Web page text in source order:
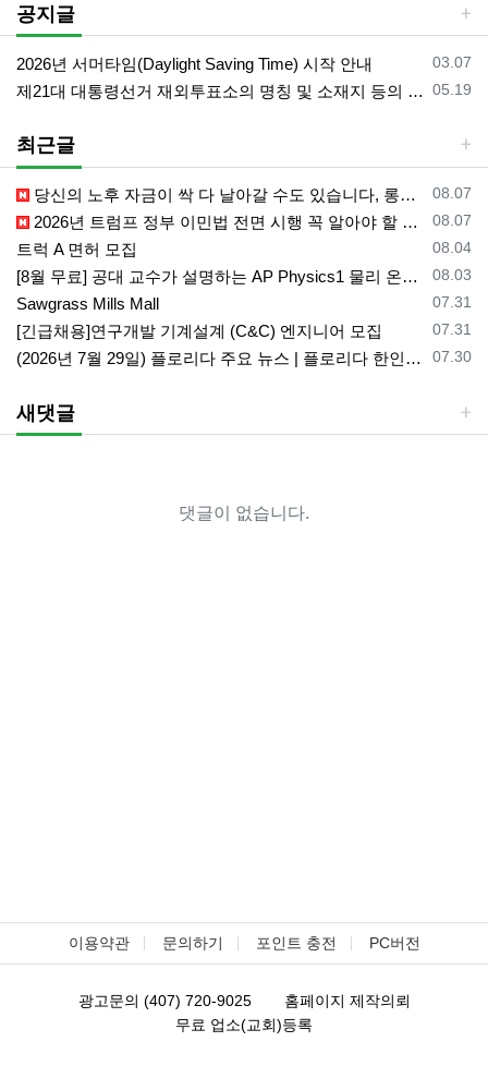
공지글
등록일
03.07
2026년 서머타임(Daylight Saving Time) 시작 안내
등록일
05.19
제21대 대통령선거 재외투표소의 명칭 및 소재지 등의 공고/올랜도 제외 투표소
최근글
등록일
08.07
당신의 노후 자금이 싹 다 날아갈 수도 있습니다, 롱텀케어 준비 하기
등록일
08.07
2026년 트럼프 정부 이민법 전면 시행 꼭 알아야 할 4가지!!
등록일
08.04
트럭 A 면허 모집
등록일
08.03
[8월 무료] 공대 교수가 설명하는 AP Physics1 물리 온라인 강의
등록일
07.31
Sawgrass Mills Mall
등록일
07.31
[긴급채용]연구개발 기계설계 (C&C) 엔지니어 모집
등록일
07.30
(2026년 7월 29일) 플로리다 주요 뉴스 | 플로리다 한인 닷컴
새댓글
댓글이 없습니다.
이용약관 문의하기 포인트 충전 PC버전
광고문의 (407) 720-9025
홈페이지 제작의뢰
무료 업소(교회)등록